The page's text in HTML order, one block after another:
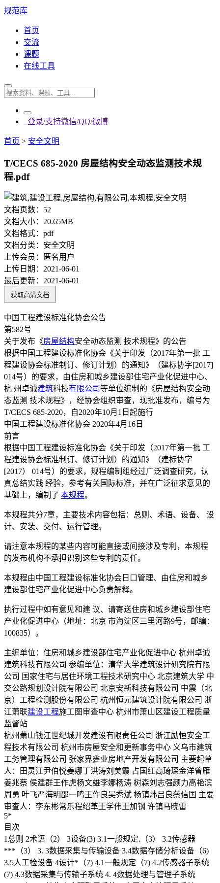
规范库
首页
交流
课题
在线工具
登录/支持微信/QQ/微博
首页 > 安全文明
T/CECS 685-2020 房屋结构安全动态监测技术规
程.pdf
文档页数： 52
文档大小： 20.65MB
文档格式： pdf
文档分类： 安全文明
上传会员：
匿名用户
上传日期： 2021-06-01
最后更新： 2021-06-01
获取高清文档
中国工程建设标准化协会公告
第582号
关于发布《房屋结构安全动态监测 技术规程》的公告
根据中国工程建设标准化协会《关于印发（2017年第一批 工
程建设协会标准制订、修订计划）的通知》（建标协字[2017]
014号）的要求，由住房和城乡建设部住宅产业化促进中心、
杭 州卓诚建筑科技有限公司等单位编制的《房屋结构安全动
态监测 技术规程》，经协会组织审查，现批准发布，编号为
T/CECS 685-2020，自2020年10月1日起施行
中国工程建设标准化协会 2020年4月16日
前言
根据中国工程建设标准化协会《关于印发（2017年第一批 工
程建设协会标准制订、修订计划）的通知》（建标协字
[2017） 014号）的要求，规程编制组经过广泛调查研究，认
真总结实践 经验，参考有关国际标准，并在广泛征求意见的
基础上，编制了 本规程。
本规程共分7章，主要技术内容包括：总则、术语、设备、 设
计、安装、交付、运行管理。
请注意本规程的某些内容可能直接或间接涉及专利，本规程
的发布机构不承担识别这些专利的责任。
本规程由中国工程建设标准化协会日口管理、由住房和城乡
建设部住宅产业化促进中心负责解释。
执行过程中如有意见和建 议、请寄送住房和城乡建设部住宅
产业化促进中心（地址：北京 市海淀区三里河路9号，邮编：
100835）。
主编单位：住房和城乡建设部住宅产业化促进中心 杭州卓诚
建筑科技有限公司 参编单位：清华大学建筑设计研究院有限
公司 国家住宅与居住环境工程技术研究中心 北京建筑大学 中
交公路规划设计院有限公司 北京安新科技有限公司 中震（北
京）工程检测股份有限公司 杭州恒元建筑设计院有限公司 浙
江萧联建设工程施工图审查中心 杭州市萧山区建设工程质量
监督站
杭州萧山钱江世纪城开发建设有限责任公司 浙江励恒安全工
程技术有限公司 杭州市房屋安全和更新事务中心 义乌市建筑
工务管理有限公司 张家界鑫业房地产开发有限公司 主要起草
人：田灵江尹伯悦姜娜丁洪涛刘美霞 占国红高琦琛金洋曾雁
姜兆蔡 侯建群王作虎杨文雄李娜杨涛 树森刘志强颜力高艳滨
周勇 叶飞严海明邵一鸣王作良吴秀斌 杨镇炜吕良蔡信国 主要
审查人：李东彬常乐程绍革王学伟王加钢 许镇马晓雷
5*
目次
1总则 2术语（2） 3设备(3) 3.1一般规定.（3） 3.2传感器
***（3） 3. 3数据采集与传输设备 3.4数据存储分析设备（6)
3.5人工检设备 4设计*（7) 4.1一般规定（7) 4.2传感器子系统
(7) 4.3数据采集与传输子系统 4. 4数据处理与管理子系统